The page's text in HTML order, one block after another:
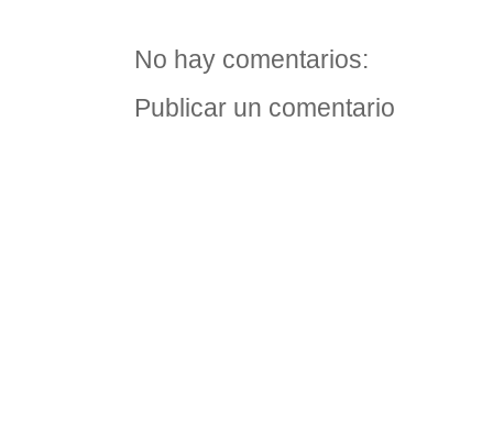
No hay comentarios:
Publicar un comentario